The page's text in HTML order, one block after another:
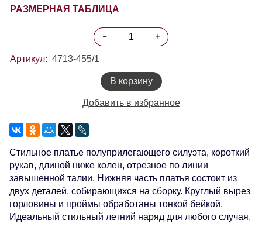
РАЗМЕРНАЯ ТАБЛИЦА
Артикул: 4713-455/1
В корзину
Добавить в избранное
Стильное платье полуприлегающего силуэта, короткий
рукав, длиной ниже колен, отрезное по линии
завышенной талии. Нижняя часть платья состоит из
двух деталей, собирающихся на сборку. Круглый вырез
горловины и проймы обработаны тонкой бейкой.
Идеальный стильный летний наряд для любого случая.